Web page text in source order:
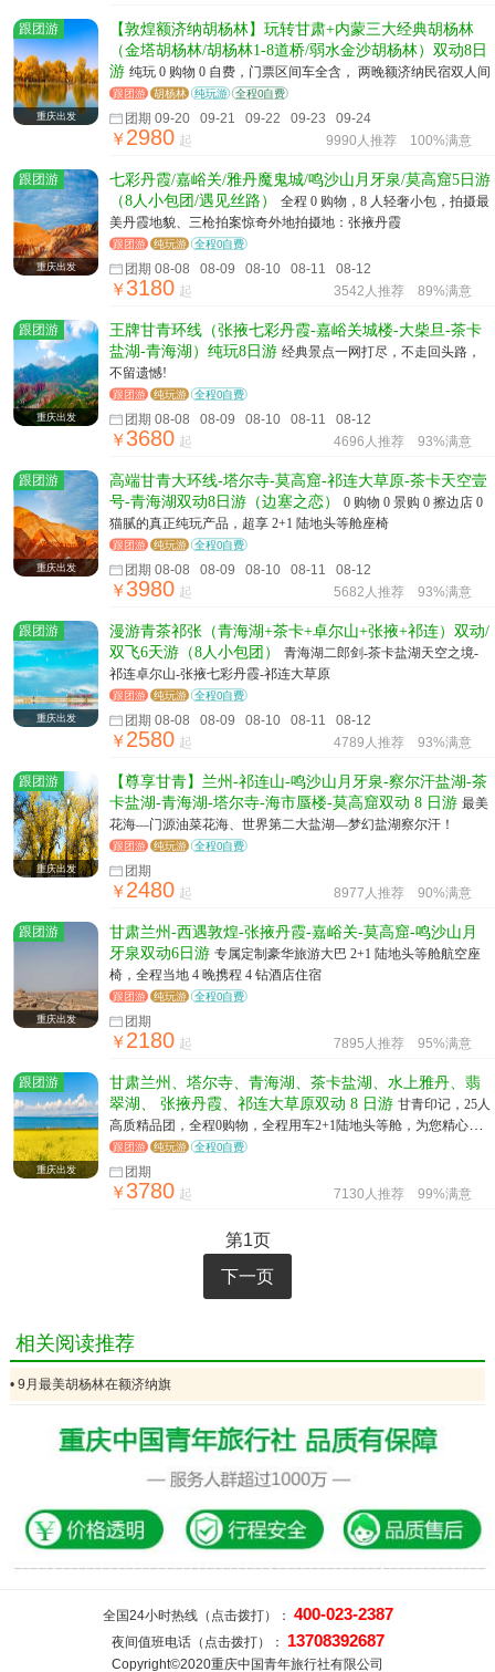
跟团游
重庆出发
【敦煌额济纳胡杨林】玩转甘肃+内蒙三大经典胡杨林
（金塔胡杨林/胡杨林1-8道桥/弱水金沙胡杨林）双动8日
游 纯玩 0 购物 0 自费，门票区间车全含， 两晚额济纳民宿双人间
跟团游 胡杨林 纯玩游 全程0自费
团期 09-20 09-21 09-22 09-23 09-24
￥2980 起 9990人推荐 100%满意
跟团游
重庆出发
七彩丹霞/嘉峪关/雅丹魔鬼城/鸣沙山月牙泉/莫高窟5日游
（8人小包团/遇见丝路）
全程 0 购物，8 人轻奢小包，拍摄最
美丹霞地貌、三枪拍案惊奇外地拍摄地：张掖丹霞
跟团游 纯玩游 全程0自费
团期 08-08 08-09 08-10 08-11 08-12
￥3180 起 3542人推荐 89%满意
跟团游
重庆出发
王牌甘青环线（张掖七彩丹霞-嘉峪关城楼-大柴旦-茶卡
盐湖-青海湖）纯玩8日游 经典景点一网打尽，不走回头路，
不留遗憾!
跟团游 纯玩游 全程0自费
团期 08-08 08-09 08-10 08-11 08-12
￥3680 起 4696人推荐 93%满意
跟团游
重庆出发
高端甘青大环线-塔尔寺-莫高窟-祁连大草原-茶卡天空壹
号-青海湖双动8日游（边塞之恋）
0 购物 0 景购 0 擦边店 0
猫腻的真正纯玩产品，超享 2+1 陆地头等舱座椅
跟团游 纯玩游 全程0自费
团期 08-08 08-09 08-10 08-11 08-12
￥3980 起 5682人推荐 93%满意
跟团游
重庆出发
漫游青茶祁张（青海湖+茶卡+卓尔山+张掖+祁连）双动/
双飞6天游（8人小包团）
青海湖二郎剑-茶卡盐湖天空之境-
祁连卓尔山-张掖七彩丹霞-祁连大草原
跟团游 纯玩游 全程0自费
团期 08-08 08-09 08-10 08-11 08-12
￥2580 起 4789人推荐 93%满意
跟团游
重庆出发
【尊享甘青】兰州-祁连山-鸣沙山月牙泉-察尔汗盐湖-茶
卡盐湖-青海湖-塔尔寺-海市蜃楼-莫高窟双动 8 日游 最美
花海—门源油菜花海、世界第二大盐湖—梦幻盐湖察尔汗！
跟团游 纯玩游 全程0自费
团期
￥2480 起 8977人推荐 90%满意
跟团游
重庆出发
甘肃兰州-西遇敦煌-张掖丹霞-嘉峪关-莫高窟-鸣沙山月
牙泉双动6日游 专属定制豪华旅游大巴 2+1 陆地头等舱航空座
椅，全程当地 4 晚携程 4 钻酒店住宿
跟团游 纯玩游 全程0自费
团期
￥2180 起 7895人推荐 95%满意
跟团游
重庆出发
甘肃兰州、塔尔寺、青海湖、茶卡盐湖、水上雅丹、翡
翠湖、 张掖丹霞、祁连大草原双动 8 日游 甘青印记，25人
高质精品团，全程0购物，全程用车2+1陆地头等舱，为您精心挑
选当地舒适住宿，旅途无忧
跟团游 纯玩游 全程0自费
团期
￥3780 起 7130人推荐 99%满意
第1页
下一页
相关阅读推荐
• 9月最美胡杨林在额济纳旗
全国24小时热线（点击拨打）： 400-023-2387
夜间值班电话（点击拨打）： 13708392687
Copyright©2020重庆中国青年旅行社有限公司